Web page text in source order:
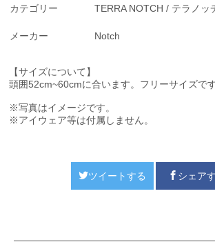
カテゴリー TERRA NOTCH / テラノッ
メーカー Notch
【サイズについて】
頭囲52cm~60cmに合います。 フリーサイズです
※写真はイメージです。
※アイウェア等は付属しません。
ツイートする シェア